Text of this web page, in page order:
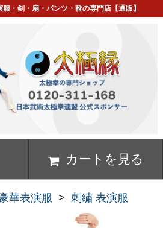
・剣・扇・パンツ・靴の専門店【通販】
カートを見る
華表演服 > 刺繍 表演服